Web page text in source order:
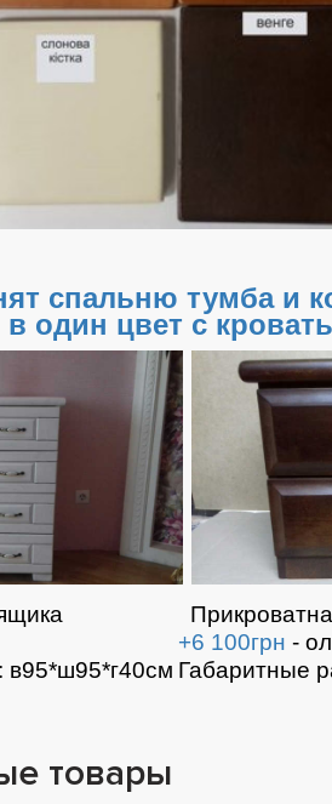
спальню тумба и
в один цвет с
+6 100грн -
в95*ш95*г40см Габаритные
товары